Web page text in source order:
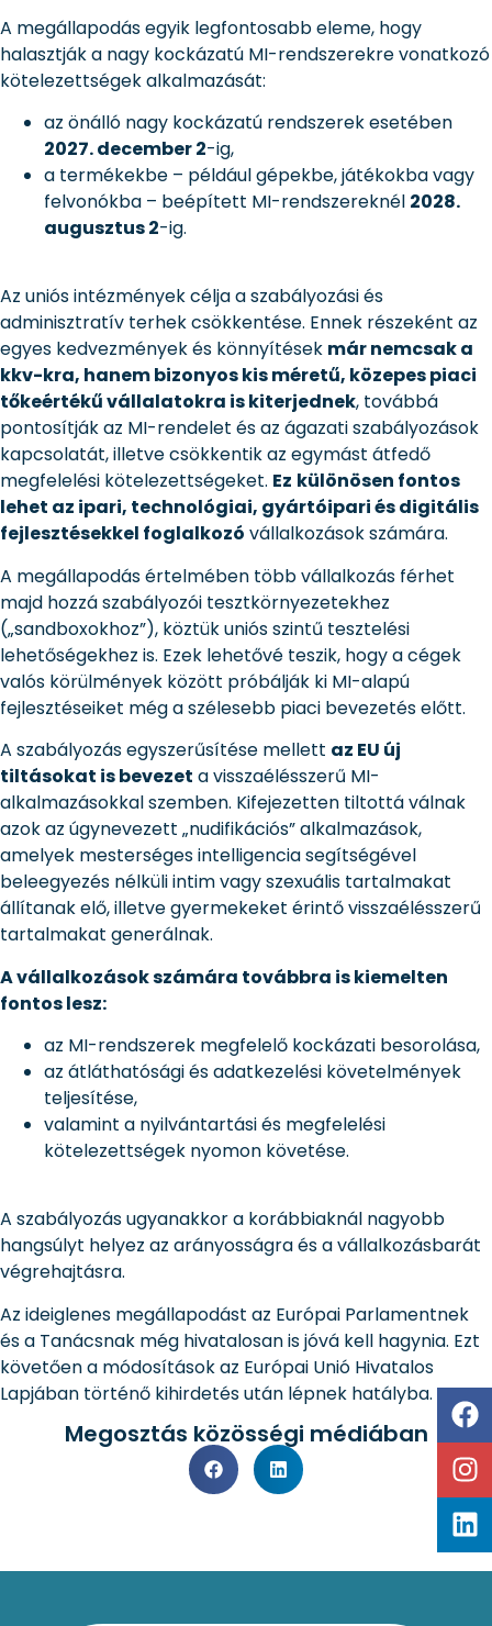
A megállapodás egyik legfontosabb eleme, hogy
halasztják a nagy kockázatú MI-rendszerekre vonatkozó
kötelezettségek alkalmazását:
az önálló nagy kockázatú rendszerek esetében
2027. december 2-ig,
a termékekbe – például gépekbe, játékokba vagy
felvonókba – beépített MI-rendszereknél 2028.
augusztus 2-ig.
Az uniós intézmények célja a szabályozási és
adminisztratív terhek csökkentése. Ennek részeként az
egyes kedvezmények és könnyítések már nemcsak a
kkv-kra, hanem bizonyos kis méretű, közepes piaci
tőkeértékű vállalatokra is kiterjednek, továbbá
pontosítják az MI-rendelet és az ágazati szabályozások
kapcsolatát, illetve csökkentik az egymást átfedő
megfelelési kötelezettségeket. Ez különösen fontos
lehet az ipari, technológiai, gyártóipari és digitális
fejlesztésekkel foglalkozó vállalkozások számára.
A megállapodás értelmében több vállalkozás férhet
majd hozzá szabályozói tesztkörnyezetekhez
(„sandboxokhoz”), köztük uniós szintű tesztelési
lehetőségekhez is. Ezek lehetővé teszik, hogy a cégek
valós körülmények között próbálják ki MI-alapú
fejlesztéseiket még a szélesebb piaci bevezetés előtt.
A szabályozás egyszerűsítése mellett az EU új
tiltásokat is bevezet a visszaélésszerű MI-
alkalmazásokkal szemben. Kifejezetten tiltottá válnak
azok az úgynevezett „nudifikációs” alkalmazások,
amelyek mesterséges intelligencia segítségével
beleegyezés nélküli intim vagy szexuális tartalmakat
állítanak elő, illetve gyermekeket érintő visszaélésszerű
tartalmakat generálnak.
A vállalkozások számára továbbra is kiemelten
fontos lesz:
az MI-rendszerek megfelelő kockázati besorolása,
az átláthatósági és adatkezelési követelmények
teljesítése,
valamint a nyilvántartási és megfelelési
kötelezettségek nyomon követése.
A szabályozás ugyanakkor a korábbiaknál nagyobb
hangsúlyt helyez az arányosságra és a vállalkozásbarát
végrehajtásra.
Az ideiglenes megállapodást az Európai Parlamentnek
és a Tanácsnak még hivatalosan is jóvá kell hagynia. Ezt
követően a módosítások az Európai Unió Hivatalos
Lapjában történő kihirdetés után lépnek hatályba.
Megosztás közösségi médiában